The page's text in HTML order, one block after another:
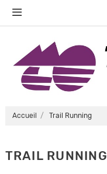
Accueil Trail Running
TRAIL RUNNING